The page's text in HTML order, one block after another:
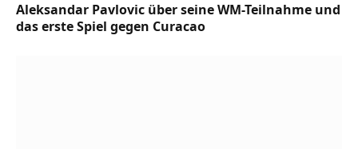
Aleksandar Pavlovic über seine WM-Teilnahme und
das erste Spiel gegen Curacao